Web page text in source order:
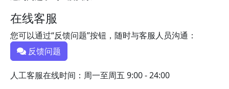
在线客服
您可以通过“反馈问题”按钮，随时与客服人员沟通：
反馈问题
人工客服在线时间：周一至周五 9:00 - 24:00